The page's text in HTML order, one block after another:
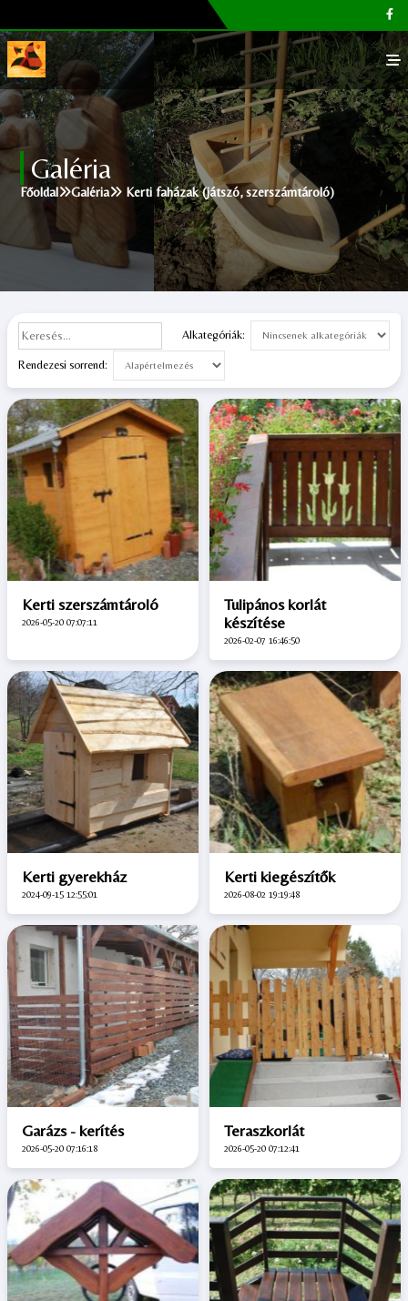
Főoldal
Galéria
Megvásárolható termékek
Cikkek, tippek
Galéria
Főoldal Galéria Kerti faházak (játszó, szerszámtároló)
Alkategóriák:
Rendezesi sorrend:
Kerti szerszámtároló
2026-05-20 07:07:11
Tulipános korlát
készítése
2026-02-07 16:46:50
Kerti gyerekház
2024-09-15 12:55:01
Kerti kiegészítők
2026-08-02 19:19:48
Garázs - kerítés
2026-05-20 07:16:18
Teraszkorlát
2026-05-20 07:12:41